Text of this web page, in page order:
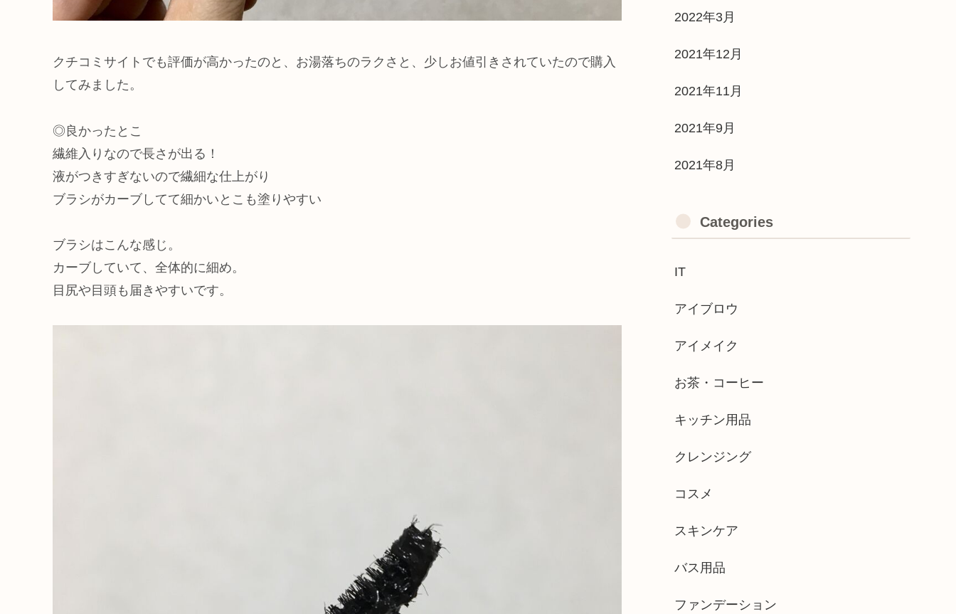
クチコミサイトでも評価が高かったのと、お湯落ちのラクさと、少しお値引きされていたので購入
してみました。
◎良かったとこ
繊維入りなので長さが出る！
液がつきすぎないので繊細な仕上がり
ブラシがカーブしてて細かいとこも塗りやすい
ブラシはこんな感じ。
カーブしていて、全体的に細め。
目尻や目頭も届きやすいです。
2022年3月
2021年12月
2021年11月
2021年9月
2021年8月
Categories
IT
アイブロウ
アイメイク
お茶・コーヒー
キッチン用品
クレンジング
コスメ
スキンケア
バス用品
ファンデーション